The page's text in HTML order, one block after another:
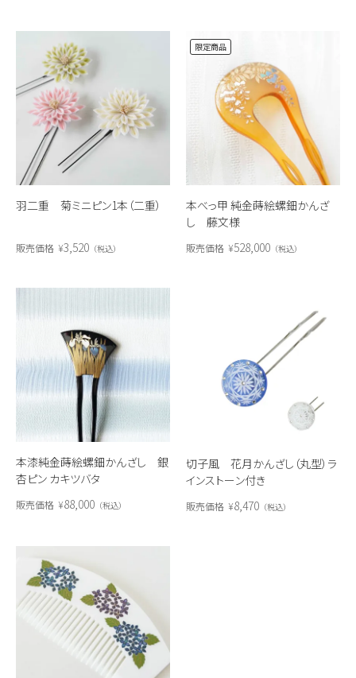
羽二重 菊ミニピン1本（二重）
販売価格 ¥3,520 税込
本べっ甲 純金蒔絵螺鈿かんざ
し 藤文様
限定商品
販売価格 ¥528,000 税込
本漆純金蒔絵螺鈿かんざし 銀
杏ピン カキツバタ
販売価格 ¥88,000 税込
切子風 花月かんざし（丸型）ラ
インストーン付き
販売価格 ¥8,470 税込